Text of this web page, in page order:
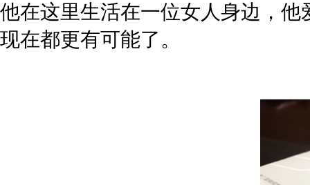
他在这里生活在一位女人身边，
现在都更有可能了。